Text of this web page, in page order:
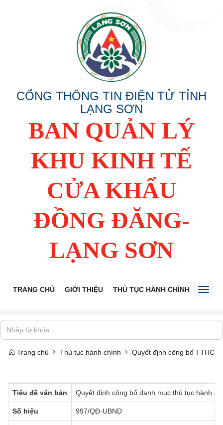
CỔNG THÔNG TIN ĐIỆN TỬ TỈNH
LẠNG SƠN
BAN QUẢN LÝ
KHU KINH TẾ
CỬA KHẨU
ĐỒNG ĐĂNG-
LẠNG SƠN
TRANG CHỦ GIỚI THIỆU THỦ TỤC HÀNH CHÍNH TIẾP
Trang chủ Thủ tục hành chính Quyết định công bố TTHC
Tiêu đề văn bản Quyết định công bố danh mục thủ tục hành
Số hiệu 997/QĐ-UBND